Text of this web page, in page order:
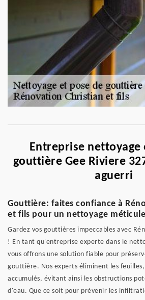
Entreprise nettoyage
gouttière Gee Riviere
aguerri
Gouttière: faites confiance à
et fils pour un nettoyage
Gardez vos gouttières impeccables avec
! En tant qu'entreprise experte dans le
vous offrons une solution fiable pour
gouttière. Nos experts éliminent les
accumulés, évitant ainsi les obstructions
d'eau. Que ce soit pour prévenir les